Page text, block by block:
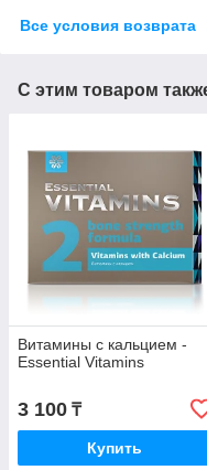
Все условия возврата
С этим товаром
Витамины с кальцием -
Essential Vitamins
3 100 ₸
Купить